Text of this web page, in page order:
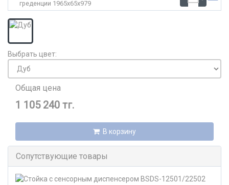
греденции 1965x65x979
Выбрать цвет:
Общая цена
1 105 240 тг.
В корзину
Сопутствующие товары